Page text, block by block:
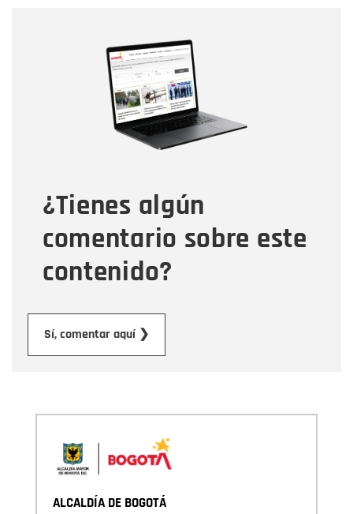
¿Tienes algún
comentario sobre este
contenido?
Sí, comentar aquí ❯
Correo electrónico
Tipo de comentario
Mensaje
ALCALDÍA DE BOGOTÁ